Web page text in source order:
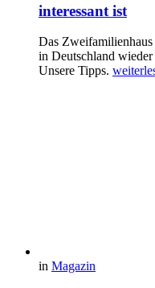
interessant ist
Das
in Deutschland
Unsere Tipps.
in Magazin